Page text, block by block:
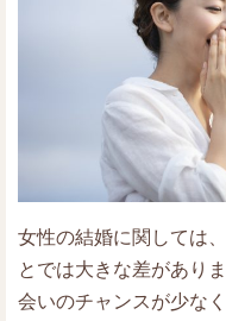
女性の結婚に関しては
とでは大きな差があり
会いのチャンスが少な